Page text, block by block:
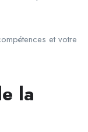
et votre
la